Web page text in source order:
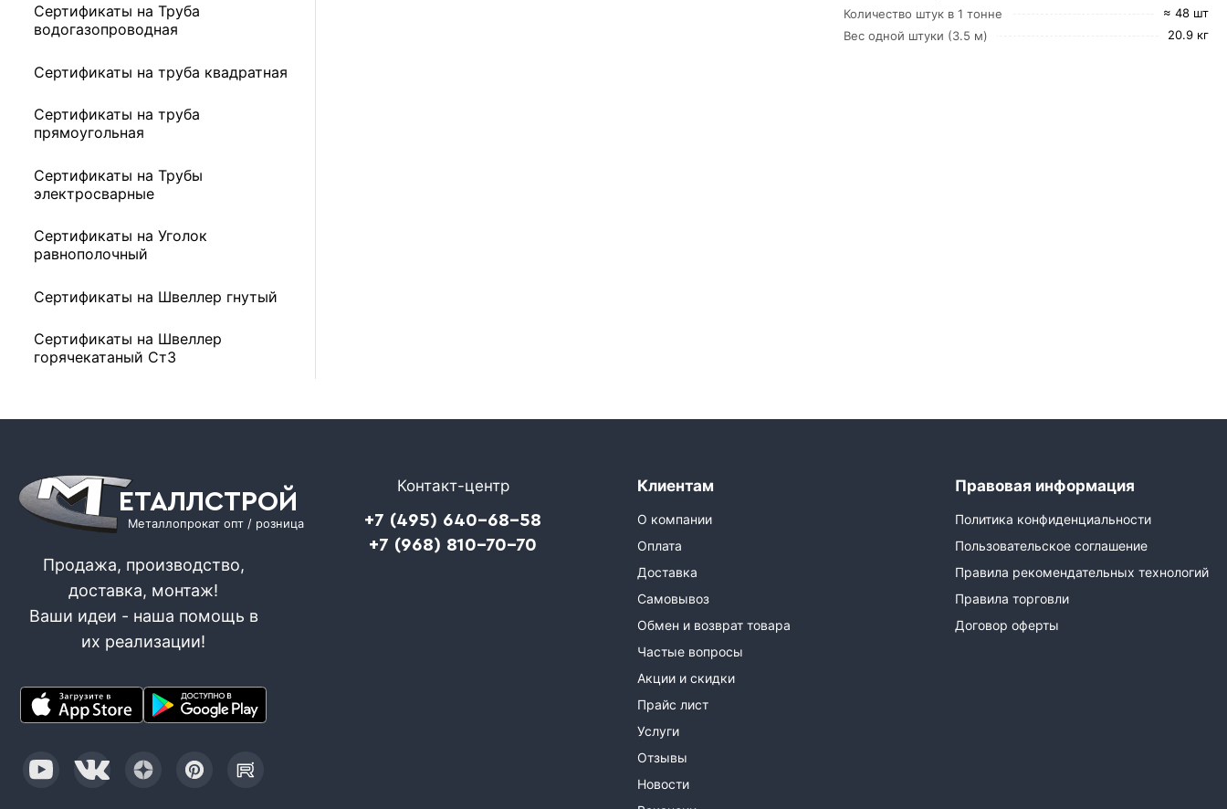
Сертификаты на Труба
водогазопроводная
Сертификаты на труба квадратная
Сертификаты на труба
прямоугольная
Сертификаты на Трубы
электросварные
Сертификаты на Уголок
равнополочный
Сертификаты на Швеллер гнутый
Сертификаты на Швеллер
горячекатаный Ст3
Количество штук в 1 тонне
≈ 48 шт
Вес одной штуки (3.5 м)
20.9 кг
ЕТАЛЛСТРОЙ
Металлопрокат опт / розница
Продажа, производство,
доставка, монтаж!
Ваши идеи - наша помощь в
их реализации!
Контакт-центр
+7 (495) 640-68-58
+7 (968) 810-70-70
Клиентам
О компании
Оплата
Доставка
Самовывоз
Обмен и возврат товара
Частые вопросы
Акции и скидки
Прайс лист
Услуги
Отзывы
Новости
Правовая информация
Политика конфиденциальности
Пользовательское соглашение
Правила рекомендательных технологий
Правила торговли
Договор оферты